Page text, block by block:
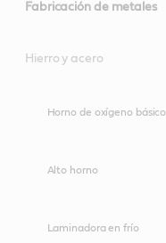
Fabricación de metales
Hierro y acero
Horno de oxígeno básico
Alto horno
Laminadora en frío